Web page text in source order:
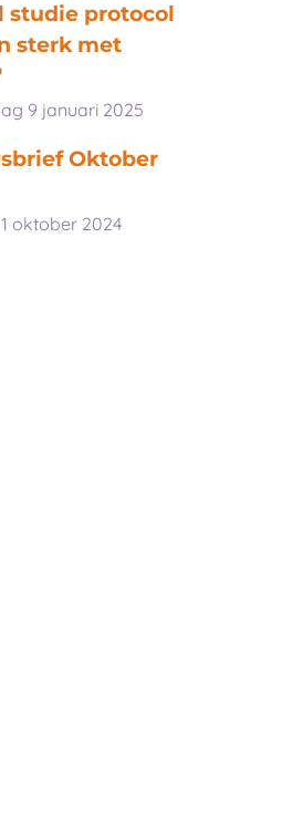
studie protocol
sterk met
9 januari 2025
Oktober
oktober 2024